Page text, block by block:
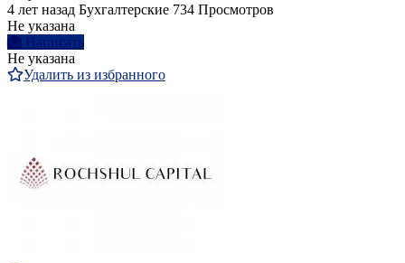
4 лет назад Бухгалтерские 734 Просмотров
Не указана
Написать
Не указана
Удалить из избранного